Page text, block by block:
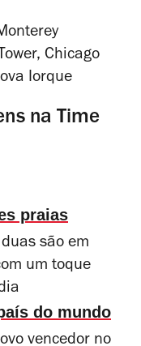
Chicago
Iorque
na Time
praias
são em
um toque
do mundo
vencedor no